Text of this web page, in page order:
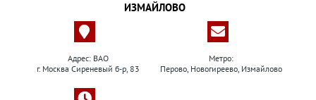
ИЗМАЙЛОВО
Адрес: ВАО
г. Москва Сиреневый б-р, 83
Метро:
Перово, Новогиреево, Измайлово